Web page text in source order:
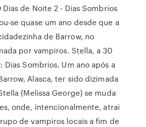
de Noite 2 - Dias Sombrios
se quase um ano desde que a
de Barrow, no
por vampiros. Stella, a 30
Dias Sombrios. Um ano após a
Alasca, ter sido dizimada
(Melissa George) se muda
onde, intencionalmente, atrai
de vampiros locais a fim de